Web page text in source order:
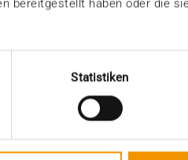
bereitgestellt haben oder die
Statistiken